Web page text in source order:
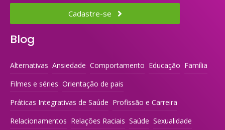
Cadastre-se
Blog
Alternativas Ansiedade Comportamento Educação Família
Filmes e séries Orientação de pais
Práticas Integrativas de Saúde Profissão e Carreira
Relacionamentos Relações Raciais Saúde Sexualidade